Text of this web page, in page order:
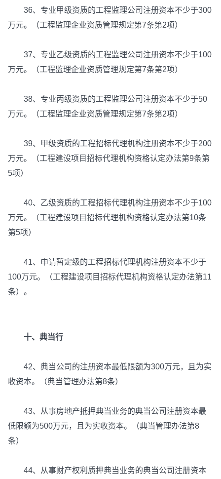
36、专业甲级资质的工程监理公司注册资本不少于300
万元。（工程监理企业资质管理规定第7条第2项）
37、专业乙级资质的工程监理公司注册资本不少于100
万元。（工程监理企业资质管理规定第7条第2项）
38、专业丙级资质的工程监理公司注册资本不少于50
万元。（工程监理企业资质管理规定第7条第2项）
39、甲级资质的工程招标代理机构注册资本不少于200
万元。（工程建设项目招标代理机构资格认定办法第9条第
5项）
40、乙级资质的工程招标代理机构注册资本不少于100
万元。（工程建设项目招标代理机构资格认定办法第10条
第5项）
41、申请暂定级的工程招标代理机构注册资本不少于
100万元。（工程建设项目招标代理机构资格认定办法第11
条）。
十、典当行
42、典当公司的注册资本最低限额为300万元，且为实
收资本。（典当管理办法第8条）
43、从事房地产抵押典当业务的典当公司注册资本最
低限额为500万元，且为实收资本。（典当管理办法第8
条）
44、从事财产权利质押典当业务的典当公司注册资本